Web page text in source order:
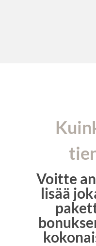
Voitte
lisää